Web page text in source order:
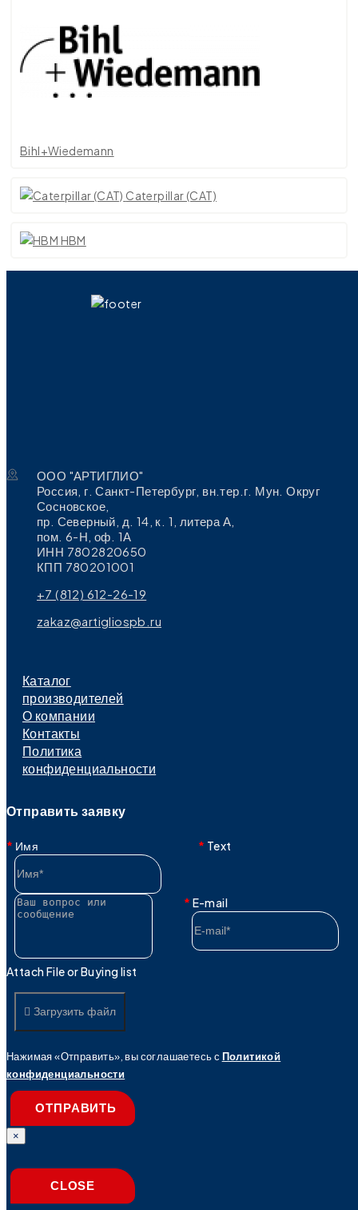
Bihl+Wiedemann
Caterpillar (CAT)
HBM
ООО "АРТИГЛИО"
Россия, г. Санкт-Петербург, вн.тер.г. Мун. Округ
Сосновское,
пр. Северный, д. 14, к. 1, литера А,
пом. 6-Н, оф. 1А
ИНН 7802820650
КПП 780201001
+7 (812) 612-26-19
zakaz@artigliospb.ru
Каталог
производителей
О компании
Контакты
Политика
конфиденциальности
Отправить заявку
Имя
E-mail
Text
Attach File or Buying list
Загрузить файл
Нажимая «Отправить», вы соглашаетесь с Политикой
конфиденциальности
ОТПРАВИТЬ
×
CLOSE